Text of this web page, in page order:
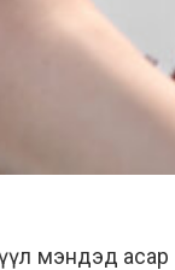
мэндэд асар